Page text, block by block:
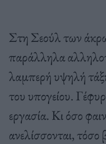
Στη Σεούλ των
παράλληλα
λαμπερή υψηλή
του υπογείου.
εργασία. Κι όσο
ανελίσσονται,